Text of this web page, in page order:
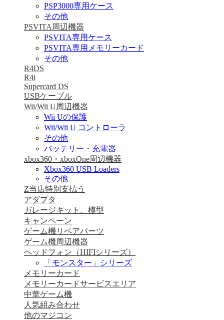
PSP3000専用ケース
その他
PSVITA周辺機器
PSVITA専用ケース
PSVITA専用メモリーカード
その他
R4DS
R4i
Supercard DS
USBケーブル
Wii/Wii U周辺機器
Wii Uの保護
Wii/Wii U コントローラ
その他
バッテリー・充電器
xbox360・xboxOne周辺機器
Xbox360 USB Loaders
その他
Z当店特別支払う
アダプタ
ガレージキット、模型
キャンペーン
ゲーム機リペアパーツ
ゲーム機周辺機器
ヘッドフォン（HIFIシリーズ）
「モンスター」シリーズ
メモリーカード
メモリーカードサービスエリア
中華ゲーム機
人気組み合わせ
他のマジコン